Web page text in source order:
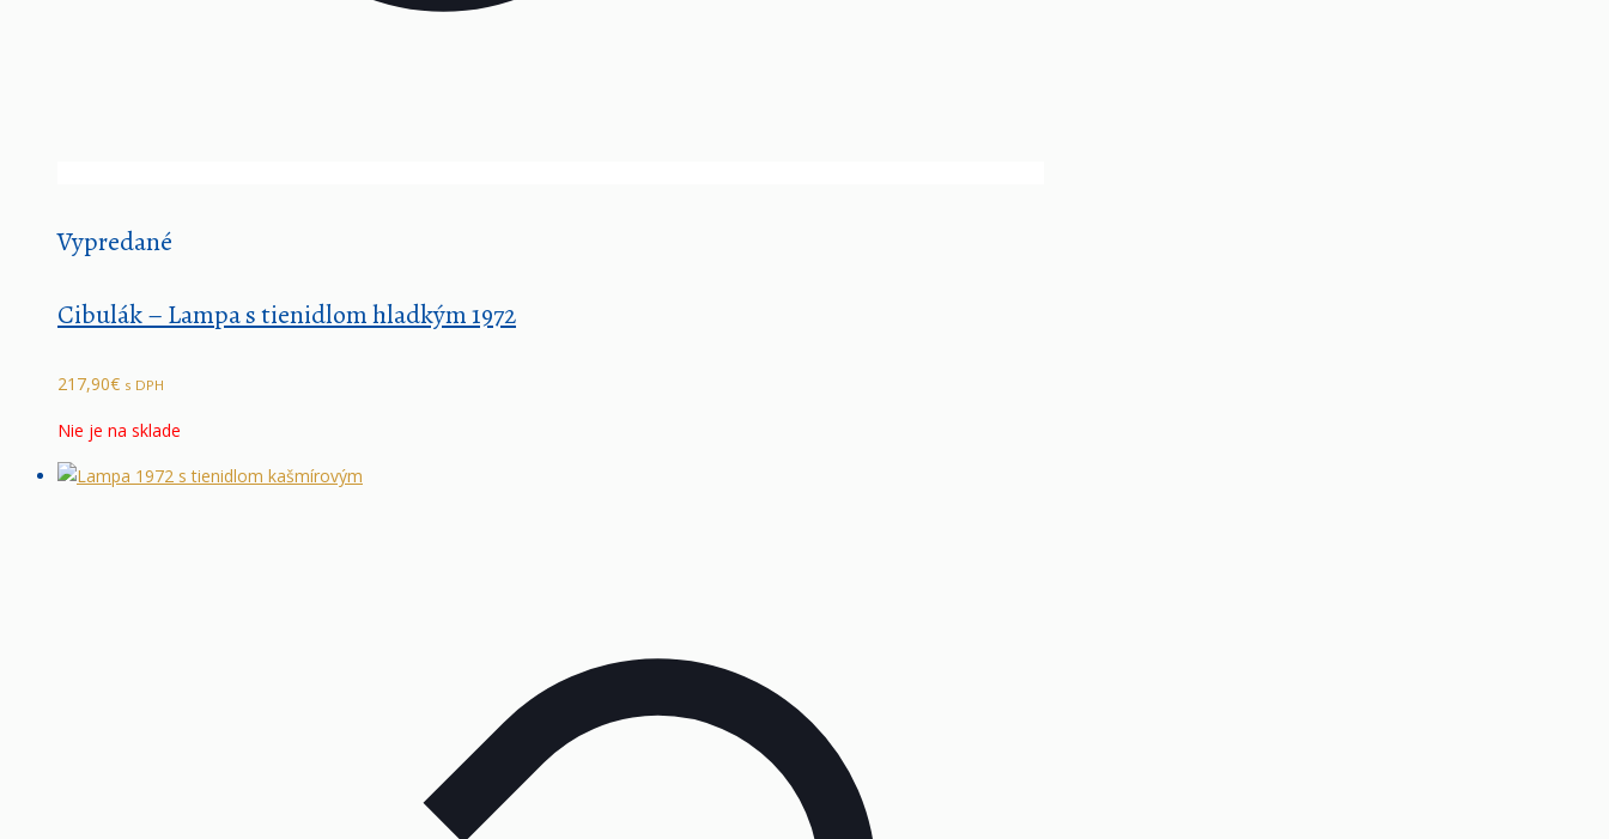
Vypredané
Cibulák – Lampa s tienidlom hladkým 1972
217,90€ s DPH
Nie je na sklade